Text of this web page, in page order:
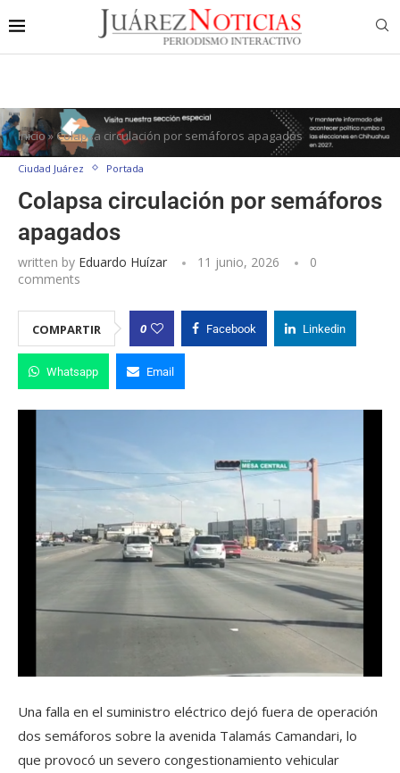
Inicio»Colapsa circulación por semáforos apagados
Ciudad Juárez Portada
Colapsa circulación por semáforos
apagados
written by Eduardo Huízar 11 junio, 2026
0
comments
COMPARTIR 0 Facebook Linkedin
Whatsapp Email
Una falla en el suministro eléctrico dejó fuera de operación
dos semáforos sobre la avenida Talamás Camandari, lo
que provocó un severo congestionamiento vehicular